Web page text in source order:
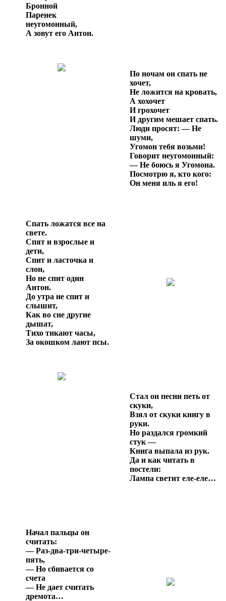
Бронной
Паренек
неугомонный,
А зовут его Антон.
По ночам он спать не
хочет,
Не ложится на кровать,
А хохочет
И грохочет
И другим мешает спать.
Люди просят: — Не
шуми,
Угомон тебя возьми!
Говорит неугомонный:
— Не боюсь я Угомона.
Посмотрю я, кто кого:
Он меня иль я его!
Спать ложатся все на
свете.
Спят и взрослые и
дети,
Спит и ласточка и
слон,
Но не спит один
Антон.
До утра не спит и
слышит,
Как во сне другие
дышат,
Тихо тикают часы,
За окошком лают псы.
Стал он песни петь от
скуки,
Взял от скуки книгу в
руки.
Но раздался громкий
стук —
Книга выпала из рук.
Да и как читать в
постели:
Лампа светит еле-еле…
Начал пальцы он
считать:
— Раз-два-три-четыре-
пять,
— Но сбивается со
счета
— Не дает считать
дремота…